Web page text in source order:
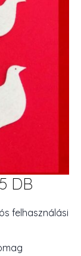
DB
felhasználási